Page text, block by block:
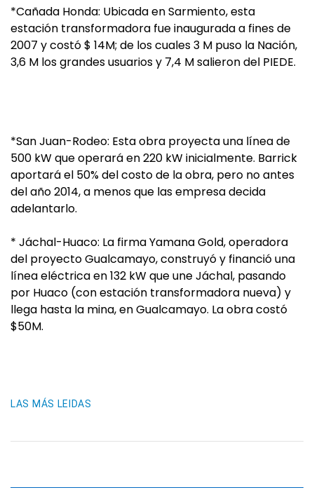
*Cañada Honda: Ubicada en Sarmiento, esta
estación transformadora fue inaugurada a fines de
2007 y costó $ 14M; de los cuales 3 M puso la Nación,
3,6 M los grandes usuarios y 7,4 M salieron del PIEDE.
*San Juan-Rodeo: Esta obra proyecta una línea de
500 kW que operará en 220 kW inicialmente. Barrick
aportará el 50% del costo de la obra, pero no antes
del año 2014, a menos que las empresa decida
adelantarlo.
* Jáchal-Huaco: La firma Yamana Gold, operadora
del proyecto Gualcamayo, construyó y financió una
línea eléctrica en 132 kW que une Jáchal, pasando
por Huaco (con estación transformadora nueva) y
llega hasta la mina, en Gualcamayo. La obra costó
$50M.
LAS MÁS LEIDAS